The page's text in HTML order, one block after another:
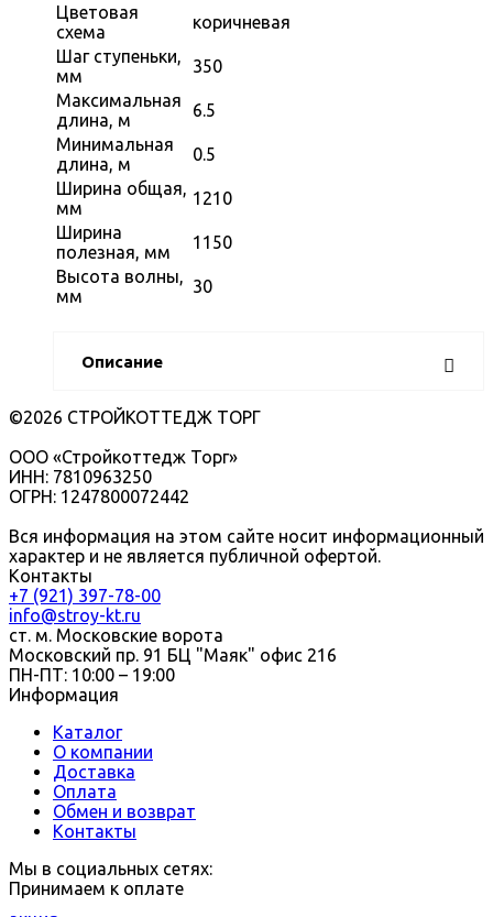
Цветовая
схема
коричневая
Шаг ступеньки,
мм
350
Максимальная
длина, м
6.5
Минимальная
длина, м
0.5
Ширина общая,
мм
1210
Ширина
полезная, мм
1150
Высота волны,
мм
30
Описание
©2026 СТРОЙКОТТЕДЖ ТОРГ
ООО «Стройкоттедж Торг»
ИНН: 7810963250
ОГРН: 1247800072442
Вся информация на этом сайте носит информационный
характер и не является публичной офертой.
Контакты
+7 (921) 397-78-00
info@stroy-kt.ru
ст. м. Московские ворота
Московский пр. 91 БЦ "Маяк" офис 216
ПН-ПТ: 10:00 – 19:00
Информация
Каталог
О компании
Доставка
Оплата
Обмен и возврат
Контакты
Мы в социальных сетях:
Принимаем к оплате